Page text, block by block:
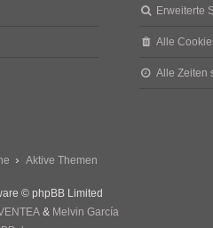
Erweiterte
Alle
Alle Zeiten
Aktive Themen
© phpBB Limited
& Melvin García